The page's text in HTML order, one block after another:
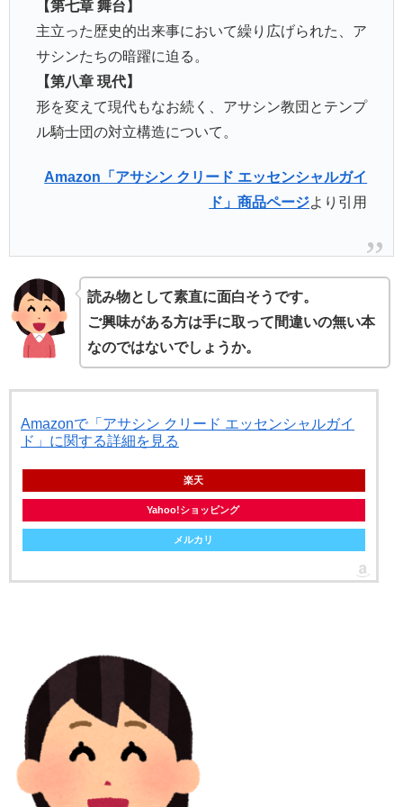
【第七章 舞台】
主立った歴史的出来事において繰り広げられた、ア
サシンたちの暗躍に迫る。
【第八章 現代】
形を変えて現代もなお続く、アサシン教団とテンプ
ル騎士団の対立構造について。
Amazon「アサシン クリード エッセンシャルガイ
ド」商品ページより引用
読み物として素直に面白そうです。
ご興味がある方は手に取って間違いの無い本
なのではないでしょうか。
Amazonで「アサシン クリード エッセンシャルガイ
ド」に関する詳細を見る
楽天
Yahoo!ショッピング
メルカリ